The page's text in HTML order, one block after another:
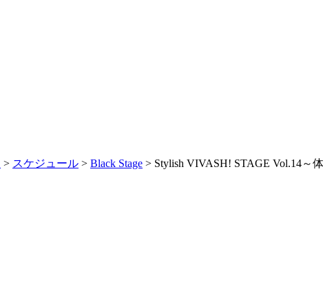
> スケジュール > Black Stage > Stylish VIVASH! STAGE Vol.14～